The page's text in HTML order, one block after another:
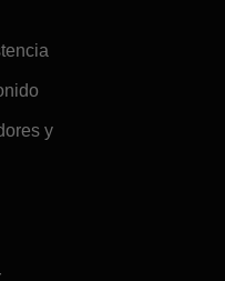
y